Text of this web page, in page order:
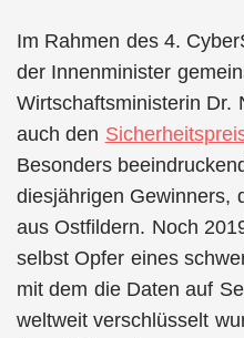
Im Rahmen des 4.
der Innenminister
Wirtschaftsministerin Dr.
auch den
Besonders
diesjährigen Gewinners,
aus Ostfildern. Noch
selbst Opfer eines
mit dem die Daten auf
weltweit verschlüsselt